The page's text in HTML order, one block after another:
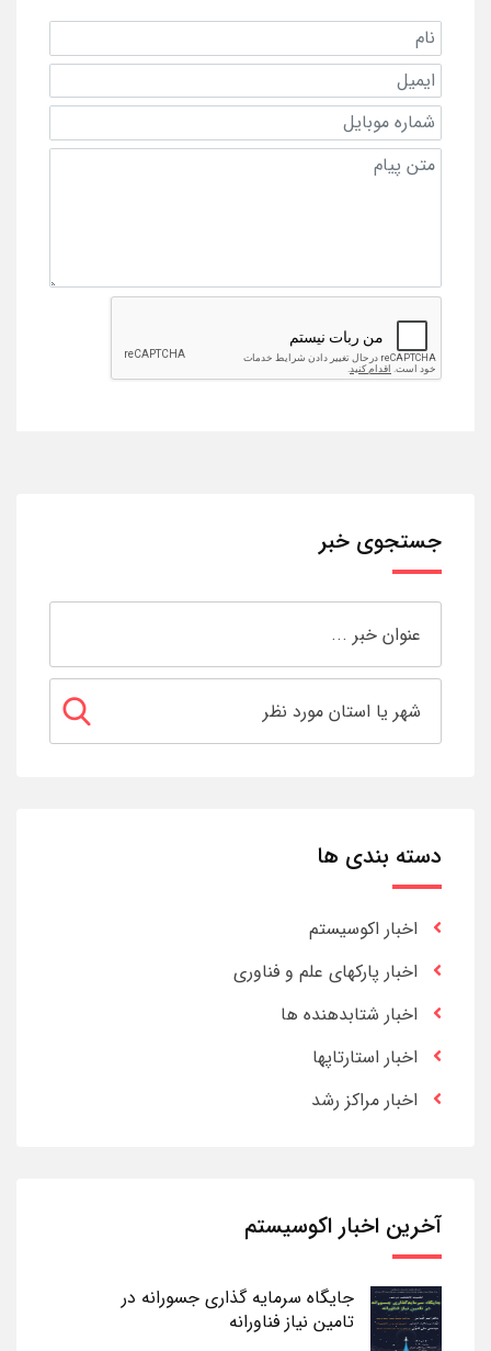
جستجوی خبر
دسته بندی ها
اخبار اکوسیستم
اخبار پارکهای علم و فناوری
اخبار شتابدهنده ها
اخبار استارتاپها
اخبار مراکز رشد
آخرین اخبار اکوسیستم
جایگاه سرمایه گذاری جسورانه در
تامین نیاز فناورانه